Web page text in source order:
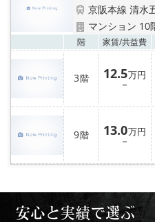
特選物件
ハウスメーカー施工特集！
路線·駅から探す
IT重説について
スタッフ紹介
店舗情報·アクセス
京阪本線 清水
マンション 10
階 家賃/共益費
3階 12.5万円
－
9階 13.0万円
－